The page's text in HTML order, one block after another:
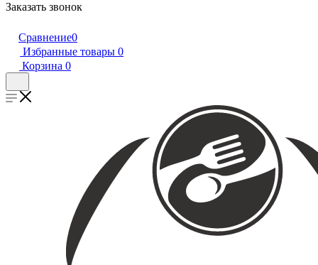
Заказать звонок
Сравнение0
Избранные товары 0
Корзина 0